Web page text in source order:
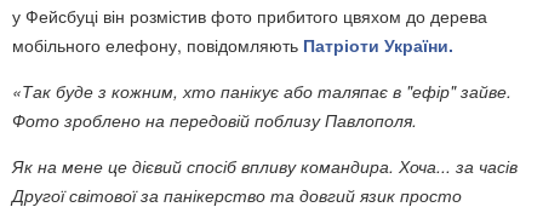
у Фейсбуці він розмістив фото прибитого цвяхом до дерева
мобільного елефону, повідомляють Патріоти України.
«Так буде з кожним, хто панікує або таляпає в "ефір" зайве.
Фото зроблено на передовій поблизу Павлополя.
Як на мене це дієвий спосіб впливу командира. Хоча... за часів
Другої світової за панікерство та довгий язик просто